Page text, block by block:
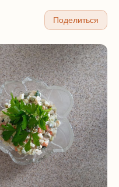
Поделиться